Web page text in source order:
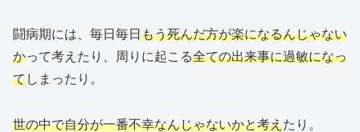
闘病期には、毎日毎日 もう死んだ方が楽になるんじゃない
かって考えたり、周りに起こる全ての出来事に過敏になっ
てしまったり。
世の中で自分が一番不幸なんじゃないかと考えたり。